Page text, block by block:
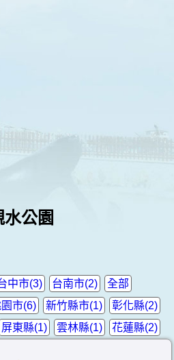
水公園
全部
中市(3)
台南市(2)
市(6) 新竹縣市(1)
彰化縣(2)
屏東縣(1) 雲林縣(1) 花蓮縣(2)